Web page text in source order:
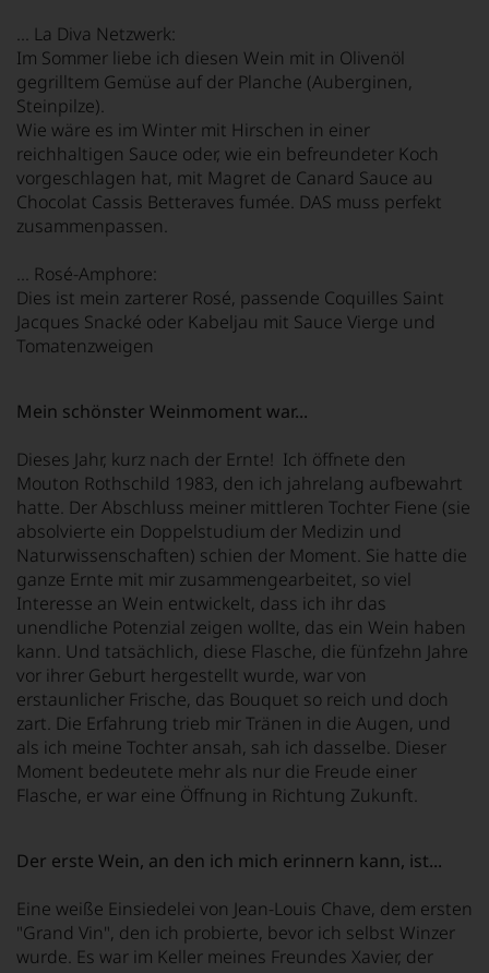
... La Diva Netzwerk:
Im Sommer liebe ich diesen Wein mit in Olivenöl
gegrilltem Gemüse auf der Planche (Auberginen,
Steinpilze).
Wie wäre es im Winter mit Hirschen in einer
reichhaltigen Sauce oder, wie ein befreundeter Koch
vorgeschlagen hat, mit Magret de Canard Sauce au
Chocolat Cassis Betteraves fumée. DAS muss perfekt
zusammenpassen.
... Rosé-Amphore:
Dies ist mein zarterer Rosé, passende Coquilles Saint
Jacques Snacké oder Kabeljau mit Sauce Vierge und
Tomatenzweigen
Mein schönster Weinmoment war...
Dieses Jahr, kurz nach der Ernte! Ich öffnete den
Mouton Rothschild 1983, den ich jahrelang aufbewahrt
hatte. Der Abschluss meiner mittleren Tochter Fiene (sie
absolvierte ein Doppelstudium der Medizin und
Naturwissenschaften) schien der Moment. Sie hatte die
ganze Ernte mit mir zusammengearbeitet, so viel
Interesse an Wein entwickelt, dass ich ihr das
unendliche Potenzial zeigen wollte, das ein Wein haben
kann. Und tatsächlich, diese Flasche, die fünfzehn Jahre
vor ihrer Geburt hergestellt wurde, war von
erstaunlicher Frische, das Bouquet so reich und doch
zart. Die Erfahrung trieb mir Tränen in die Augen, und
als ich meine Tochter ansah, sah ich dasselbe. Dieser
Moment bedeutete mehr als nur die Freude einer
Flasche, er war eine Öffnung in Richtung Zukunft.
Der erste Wein, an den ich mich erinnern kann, ist...
Eine weiße Einsiedelei von Jean-Louis Chave, dem ersten
"Grand Vin", den ich probierte, bevor ich selbst Winzer
wurde. Es war im Keller meines Freundes Xavier, der